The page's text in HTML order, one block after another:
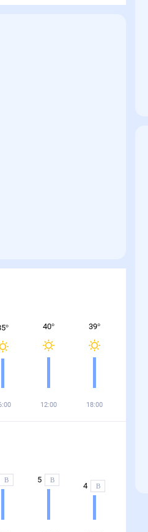
° 40°
12:00
39°
18:00
В 5 В
4 В